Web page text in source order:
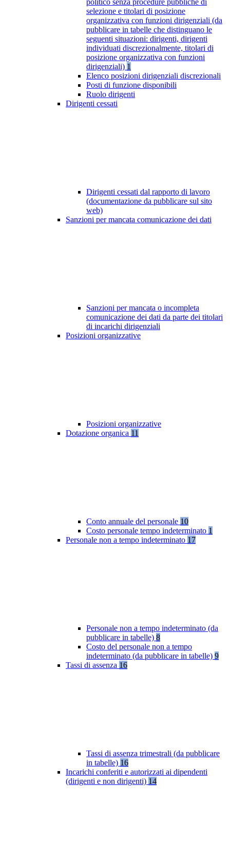
politico senza procedure pubbliche di
selezione e titolari di posizione
organizzativa con funzioni dirigenziali (da
pubblicare in tabelle che distinguano le
seguenti situazioni: dirigenti, dirigenti
individuati discrezionalmente, titolari di
posizione organizzativa con funzioni
dirigenziali) 1
Elenco posizioni dirigenziali discrezionali
Posti di funzione disponibili
Ruolo dirigenti
Dirigenti cessati
Dirigenti cessati dal rapporto di lavoro
(documentazione da pubblicare sul sito
web)
Sanzioni per mancata comunicazione dei dati
Sanzioni per mancata o incompleta
comunicazione dei dati da parte dei titolari
di incarichi dirigenziali
Posizioni organizzative
Posizioni organizzative
Dotazione organica 11
Conto annuale del personale 10
Costo personale tempo indeterminato 1
Personale non a tempo indeterminato 17
Personale non a tempo indeterminato (da
pubblicare in tabelle) 8
Costo del personale non a tempo
indeterminato (da pubblicare in tabelle) 9
Tassi di assenza 16
Tassi di assenza trimestrali (da pubblicare
in tabelle) 16
Incarichi conferiti e autorizzati ai dipendenti
(dirigenti e non dirigenti) 14